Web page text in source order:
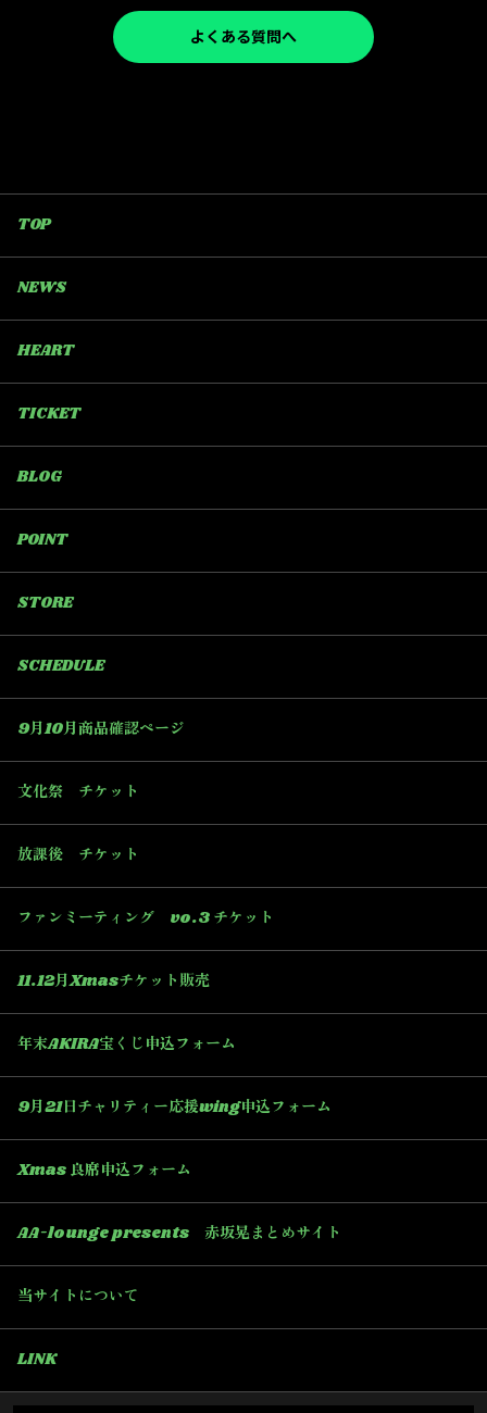
よくある質問へ
TOP
NEWS
HEART
TICKET
BLOG
POINT
STORE
SCHEDULE
9月10月商品確認ページ
文化祭 チケット
放課後 チケット
ファンミーティング vo.3 チケット
11.12月Xmasチケット販売
年末AKIRA宝くじ申込フォーム
9月21日チャリティー応援wing申込フォーム
Xmas 良席申込フォーム
AA-lounge presents 赤坂晃まとめサイト
当サイトについて
LINK